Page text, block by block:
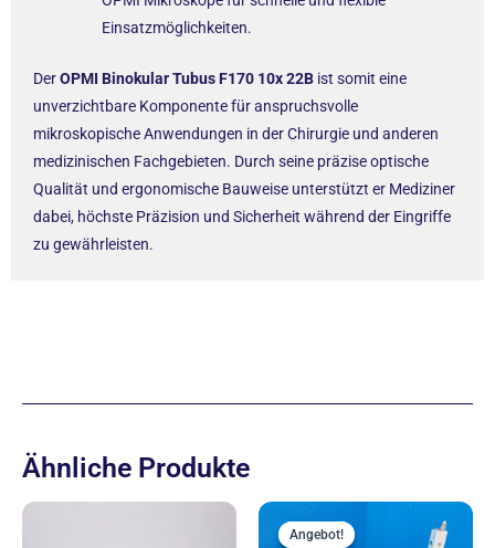
Einsatzmöglichkeiten.
DerOPMI Binokular Tubus F170 10x 22B ist somit eine
unverzichtbare Komponente für anspruchsvolle
mikroskopische Anwendungen in der Chirurgie und anderen
medizinischen Fachgebieten. Durch seine präzise optische
Qualität und ergonomische Bauweise unterstützt er Mediziner
dabei, höchste Präzision und Sicherheit während der Eingriffe
zu gewährleisten.
Ähnliche Produkte
Angebot!
Angebot!